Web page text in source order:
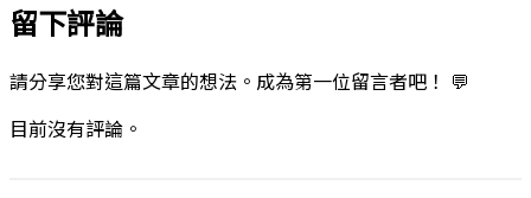
留下評論
請分享您對這篇文章的想法。成為第一位留言者吧！ 💬
目前沒有評論。